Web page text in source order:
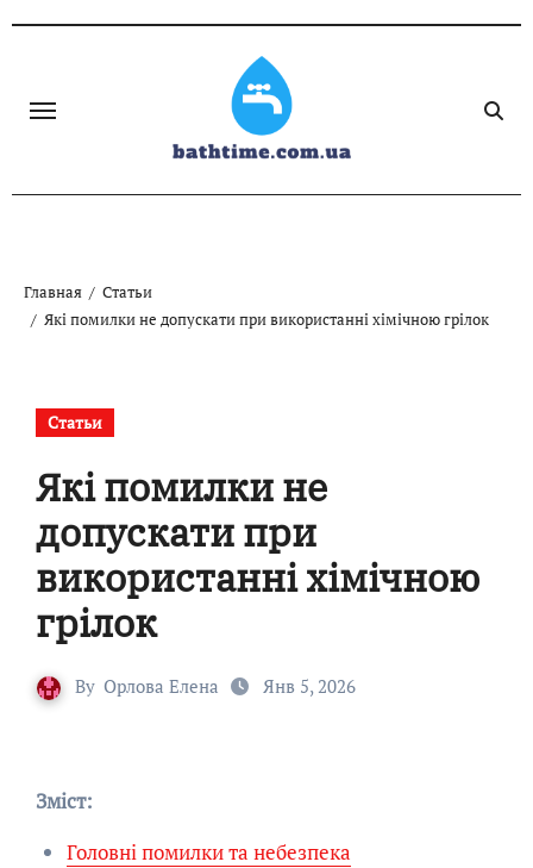
Главная
Статьи
Які помилки не допускати при використанні хімічною грілок
Статьи
Які помилки не
допускати при
використанні хімічною
грілок
By Орлова Елена Янв 5, 2026
Зміст:
Головні помилки та небезпека